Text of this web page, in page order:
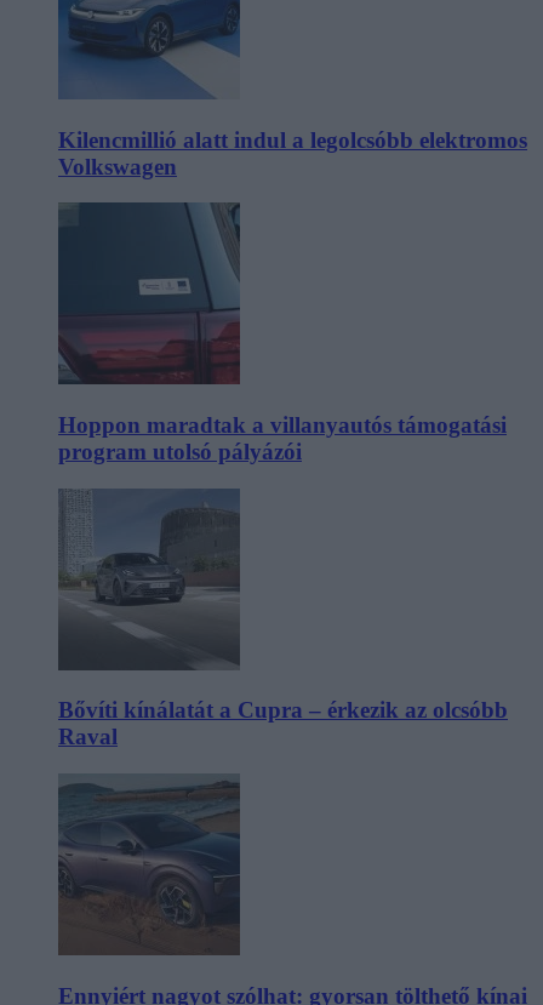
Kilencmillió alatt indul a legolcsóbb elektromos
Volkswagen
Hoppon maradtak a villanyautós támogatási
program utolsó pályázói
Bővíti kínálatát a Cupra – érkezik az olcsóbb
Raval
Ennyiért nagyot szólhat: gyorsan tölthető kínai